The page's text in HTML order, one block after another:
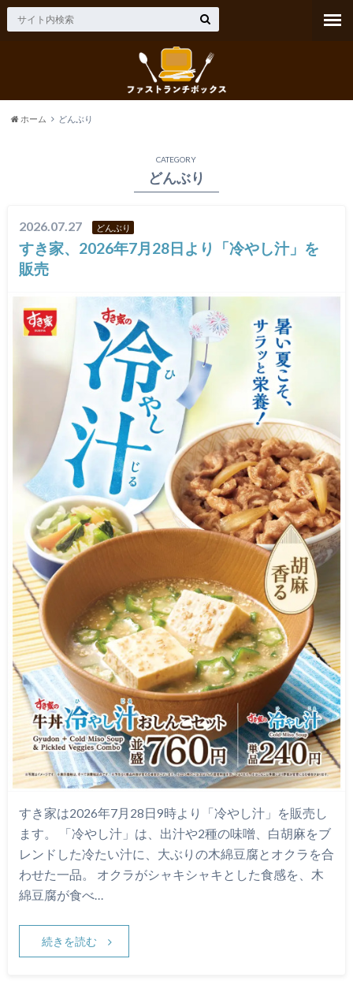
ホーム どんぶり
CATEGORY
どんぶり
2026.07.27 どんぶり
すき家、2026年7月28日より「冷やし汁」を
販売
すき家は2026年7月28日9時より「冷やし汁」を販売し
ます。 「冷やし汁」は、出汁や2種の味噌、白胡麻をブ
レンドした冷たい汁に、大ぶりの木綿豆腐とオクラを合
わせた一品。 オクラがシャキシャキとした食感を、木
綿豆腐が食べ…
続きを読む